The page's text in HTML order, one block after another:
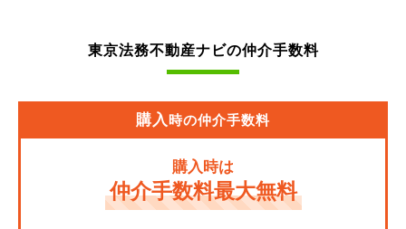
東武東上線
東京法務不動産ナビの仲介手数料
購入時の仲介手数料
購入時は
仲介手数料最大無料